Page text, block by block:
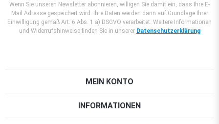
Wenn Sie unseren Newsletter abonnieren, willigen Sie damit ein, dass Ihre E-
Mail Adresse gespeichert wird. Ihre Daten werden dann auf Grundlage Ihrer
Einwilligung gemäß Art. 6 Abs. 1 a) DSGVO verarbeitet. Weitere Informationen
und Widerrufshinweise finden Sie in unserer Datenschutzerklärung
MEIN KONTO
INFORMATIONEN